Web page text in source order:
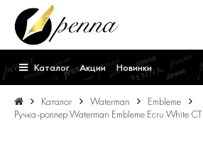
Каталог Акции Новинки
Каталог Waterman
Embleme
Ручка-роллер Waterman Embleme Ecru White CT